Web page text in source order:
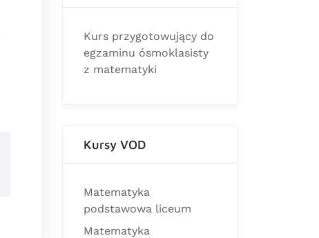
Kurs przygotowujący do
egzaminu ósmoklasisty
z matematyki
Kursy VOD
Matematyka
podstawowa liceum
Matematyka